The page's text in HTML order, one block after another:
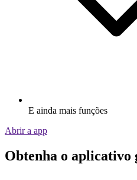
E ainda mais funções
Abrir a app
Obtenha o